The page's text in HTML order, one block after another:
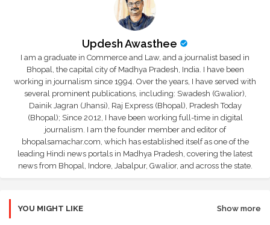
Updesh Awasthee
I am a graduate in Commerce and Law, and a journalist based in
Bhopal, the capital city of Madhya Pradesh, India. I have been
working in journalism since 1994. Over the years, I have served with
several prominent publications, including: Swadesh (Gwalior),
Dainik Jagran (Jhansi), Raj Express (Bhopal), Pradesh Today
(Bhopal); Since 2012, I have been working full-time in digital
journalism. I am the founder member and editor of
bhopalsamachar.com, which has established itself as one of the
leading Hindi news portals in Madhya Pradesh, covering the latest
news from Bhopal, Indore, Jabalpur, Gwalior, and across the state.
YOU MIGHT LIKE Show more